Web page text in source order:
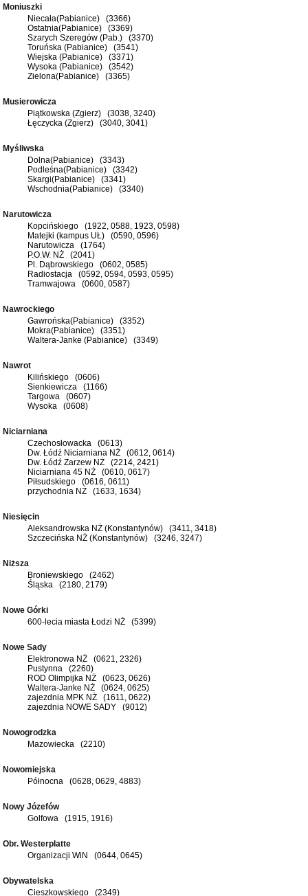
Moniuszki
Niecała(Pabianice) (3366)
Ostatnia(Pabianice) (3369)
Szarych Szeregów (Pab.) (3370)
Toruńska (Pabianice) (3541)
Wiejska (Pabianice) (3371)
Wysoka (Pabianice) (3542)
Zielona(Pabianice) (3365)
Musierowicza
Piątkowska (Zgierz) (3038, 3240)
Łęczycka (Zgierz) (3040, 3041)
Myśliwska
Dolna(Pabianice) (3343)
Podleśna(Pabianice) (3342)
Skargi(Pabianice) (3341)
Wschodnia(Pabianice) (3340)
Narutowicza
Kopcińskiego (1922, 0588, 1923, 0598)
Matejki (kampus UŁ) (0590, 0596)
Narutowicza (1764)
P.O.W. NŻ (2041)
Pl. Dąbrowskiego (0602, 0585)
Radiostacja (0592, 0594, 0593, 0595)
Tramwajowa (0600, 0587)
Nawrockiego
Gawrońska(Pabianice) (3352)
Mokra(Pabianice) (3351)
Waltera-Janke (Pabianice) (3349)
Nawrot
Kilińskiego (0606)
Sienkiewicza (1166)
Targowa (0607)
Wysoka (0608)
Niciarniana
Czechosłowacka (0613)
Dw. Łódź Niciarniana NŻ (0612, 0614)
Dw. Łódź Zarzew NŻ (2214, 2421)
Niciarniana 45 NŻ (0610, 0617)
Piłsudskiego (0616, 0611)
przychodnia NŻ (1633, 1634)
Niesięcin
Aleksandrowska NŻ (Konstantynów) (3411, 3418)
Szczecińska NŻ (Konstantynów) (3246, 3247)
Niższa
Broniewskiego (2462)
Śląska (2180, 2179)
Nowe Górki
600-lecia miasta Łodzi NŻ (5399)
Nowe Sady
Elektronowa NŻ (0621, 2326)
Pustynna (2260)
ROD Olimpijka NŻ (0623, 0626)
Waltera-Janke NŻ (0624, 0625)
zajezdnia MPK NŻ (1611, 0622)
zajezdnia NOWE SADY (9012)
Nowogrodzka
Mazowiecka (2210)
Nowomiejska
Północna (0628, 0629, 4883)
Nowy Józefów
Golfowa (1915, 1916)
Obr. Westerplatte
Organizacji WiN (0644, 0645)
Obywatelska
Cieszkowskiego (2349)